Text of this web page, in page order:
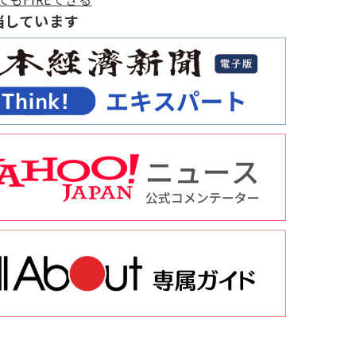
ています